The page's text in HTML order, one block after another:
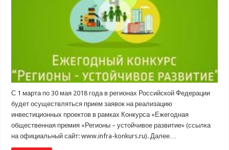
С 1 марта по 30 мая 2018 года в регионах Российской Федерации
будет осуществляться прием заявок на реализацию
инвестиционных проектов в рамках Конкурса «Ежегодная
общественная премия «Регионы – устойчивое развитие» (ссылка
на официальный сайт: www.infra-konkurs.ru). Далее…